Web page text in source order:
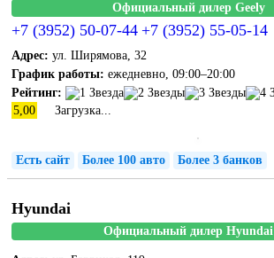
Официальный дилер Geely
+7 (3952) 50-07-44 +7 (3952) 55-05-14
Адрес: ул. Ширямова, 32
График работы: ежедневно, 09:00–20:00
Рейтинг:
5,00
Загрузка...
Есть сайт Более 100 авто Более 3 банков
Hyundai
Официальный дилер Hyundai